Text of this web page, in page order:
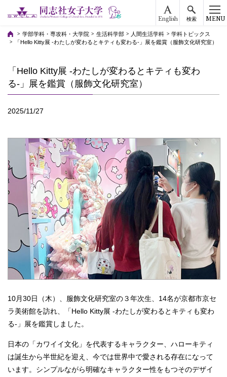
English 検索 MENU
学部学科・専攻科・大学院 生活科学部 人間生活学科
学科トピックス
「Hello Kitty展 -わたしが変わるとキティも変わる-」展を鑑賞（服飾文化研究室）
「Hello Kitty展 -わたしが変わるとキティも変わ
る-」展を鑑賞（服飾文化研究室）
2025/11/27
10月30日（木）、服飾文化研究室の３年次生、14名が京都市京セ
ラ美術館を訪れ、「Hello Kitty展 -わたしが変わるとキティも変わ
る-」展を鑑賞しました。
日本の「カワイイ文化」を代表するキャラクター、ハローキティ
は誕生から半世紀を迎え、今では世界中で愛される存在になって
います。シンプルながら明確なキャラクター性をもつそのデザイ